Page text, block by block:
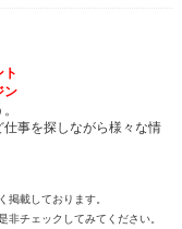
ン
事を探しながら様々な情
載しております。
チェックしてみてください。